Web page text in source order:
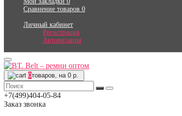
Сравнение товаров 0
Личный кабинет
Регистрация
Авторизация
0товаров, на 0 р.
+7(499)404-05-84
Заказ звонка